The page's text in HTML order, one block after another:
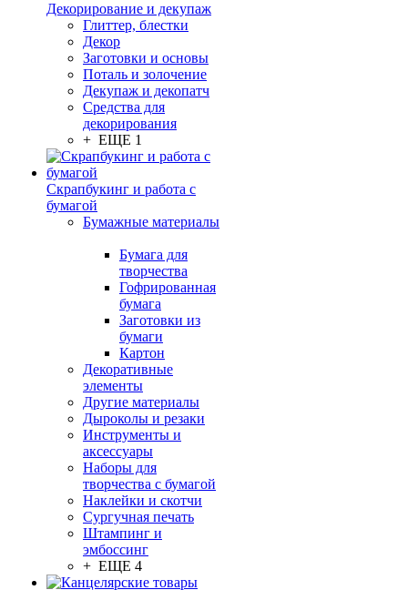
Декорирование и декупаж
Глиттер, блестки
Декор
Заготовки и основы
Поталь и золочение
Декупаж и декопатч
Средства для
декорирования
+ ЕЩЕ 1
Скрапбукинг и работа с
бумагой
Бумажные материалы
Бумага для
творчества
Гофрированная
бумага
Заготовки из
бумаги
Картон
Декоративные
элементы
Другие материалы
Дыроколы и резаки
Инструменты и
аксессуары
Наборы для
творчества с бумагой
Наклейки и скотчи
Сургучная печать
Штампинг и
эмбоссинг
+ ЕЩЕ 4